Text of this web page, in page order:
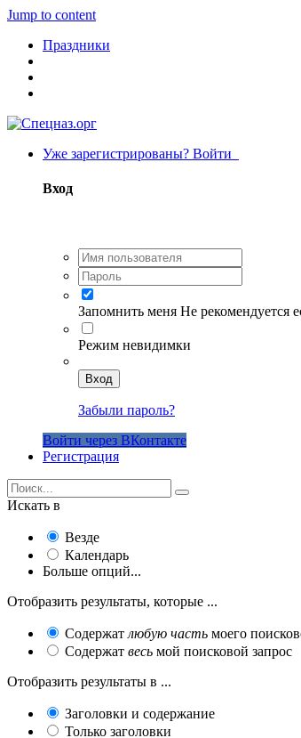
Jump to content
Праздники
Уже зарегистрированы? Войти
Вход
Запомнить меня Не рекомендуется
Режим невидимки
Вход
Забыли пароль?
Войти через ВКонтакте
Регистрация
Искать в
Везде
Календарь
Больше опций...
Отобразить результаты, которые ...
Содержат любую часть моего
Содержат весь мой поисковой запрос
Отобразить результаты в ...
Заголовки и содержание
Только заголовки